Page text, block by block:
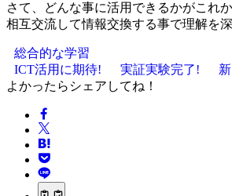
さて、どんな事に活用できるかがこれ
相互交流して情報交換する事で理解を
総合的な学習
ICT活用に期待!
実証実験完了!
よかったらシェアしてね！